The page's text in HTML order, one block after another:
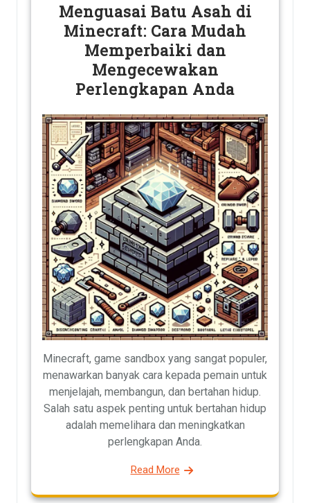
Menguasai Batu Asah di
Minecraft: Cara Mudah
Memperbaiki dan
Mengecewakan
Perlengkapan Anda
Minecraft, game sandbox yang sangat populer,
menawarkan banyak cara kepada pemain untuk
menjelajah, membangun, dan bertahan hidup.
Salah satu aspek penting untuk bertahan hidup
adalah memelihara dan meningkatkan
perlengkapan Anda.
Read More